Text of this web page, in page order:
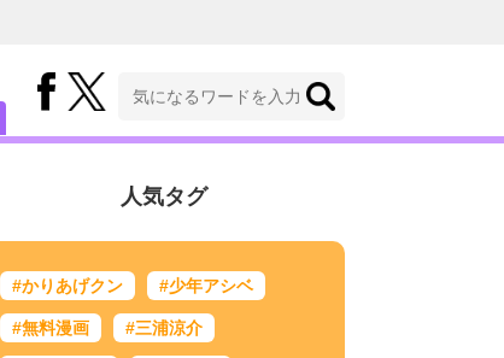
人気タグ
#かりあげクン #少年アシベ
#無料漫画 #三浦涼介